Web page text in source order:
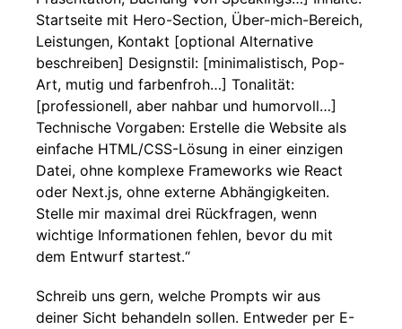
Startseite mit Hero-Section, Über-mich-Bereich,
Leistungen, Kontakt [optional Alternative
beschreiben] Designstil: [minimalistisch, Pop-
Art, mutig und farbenfroh…] Tonalität:
[professionell, aber nahbar und humorvoll…]
Technische Vorgaben: Erstelle die Website als
einfache HTML/CSS-Lösung in einer einzigen
Datei, ohne komplexe Frameworks wie React
oder Next.js, ohne externe Abhängigkeiten.
Stelle mir maximal drei Rückfragen, wenn
wichtige Informationen fehlen, bevor du mit
dem Entwurf startest.“
Schreib uns gern, welche Prompts wir aus
deiner Sicht behandeln sollen. Entweder per E-